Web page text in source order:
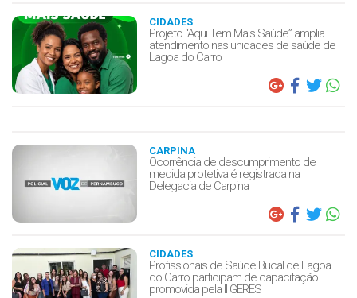
CIDADES
Projeto “Aqui Tem Mais Saúde” amplia
atendimento nas unidades de saúde de
Lagoa do Carro
CARPINA
Ocorrência de descumprimento de
medida protetiva é registrada na
Delegacia de Carpina
CIDADES
Profissionais de Saúde Bucal de Lagoa
do Carro participam de capacitação
promovida pela II GERES